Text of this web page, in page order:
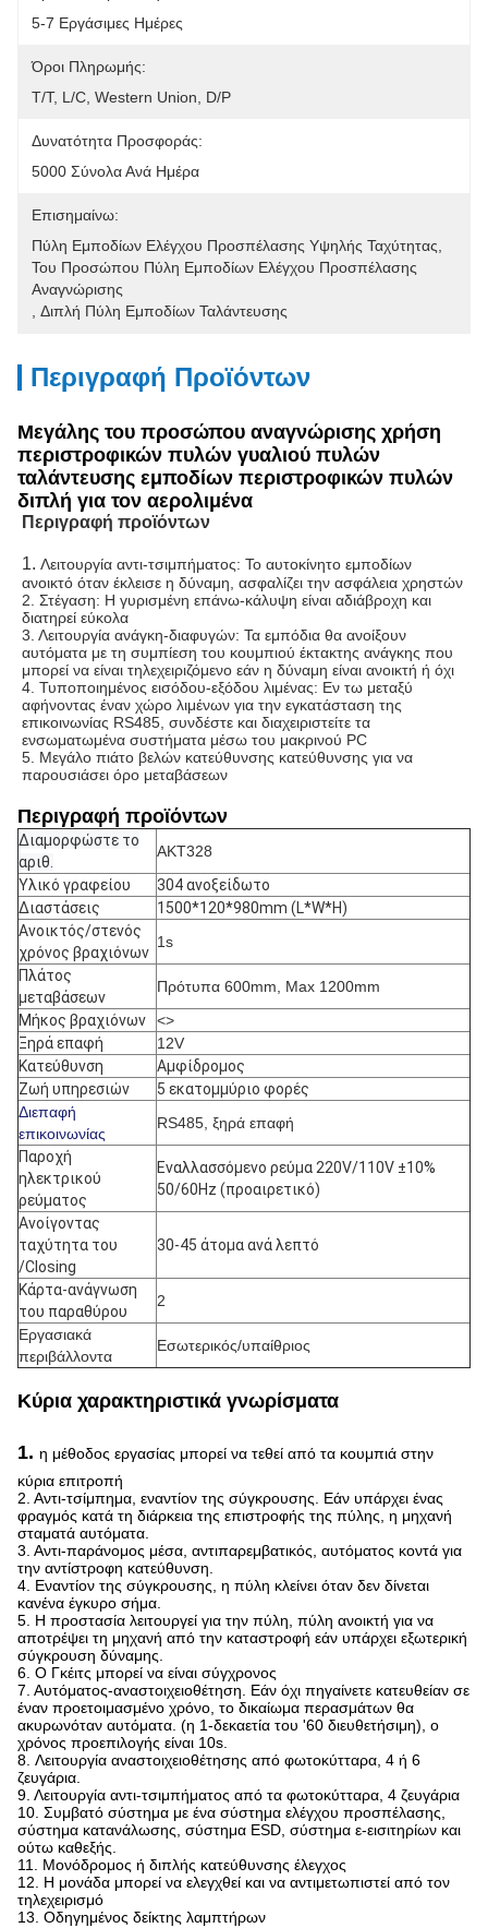
5-7 Εργάσιμες Ημέρες
Όροι Πληρωμής:
T/T, L/C, Western Union, D/P
Δυνατότητα Προσφοράς:
5000 Σύνολα Ανά Ημέρα
Επισημαίνω:
Πύλη Εμποδίων Ελέγχου Προσπέλασης Υψηλής Ταχύτητας
Του Προσώπου Πύλη Εμποδίων Ελέγχου Προσπέλασης
Αναγνώρισης
Διπλή Πύλη Εμποδίων Ταλάντευσης
Περιγραφή Προϊόντων
Μεγάλης του προσώπου αναγνώρισης χρήση
περιστροφικών πυλών γυαλιού πυλών
ταλάντευσης εμποδίων περιστροφικών πυλών
διπλή για τον αερολιμένα
Περιγραφή προϊόντων
1. Λειτουργία αντι-τσιμπήματος: Το αυτοκίνητο εμποδίων
ανοικτό όταν έκλεισε η δύναμη, ασφαλίζει την ασφάλεια χρηστών
2. Στέγαση: Η γυρισμένη επάνω-κάλυψη είναι αδιάβροχη και
διατηρεί εύκολα
3. Λειτουργία ανάγκη-διαφυγών: Τα εμπόδια θα ανοίξουν
αυτόματα με τη συμπίεση του κουμπιού έκτακτης ανάγκης που
μπορεί να είναι τηλεχειριζόμενο εάν η δύναμη είναι ανοικτή ή όχι
4. Τυποποιημένος εισόδου-εξόδου λιμένας: Εν τω μεταξύ
αφήνοντας έναν χώρο λιμένων για την εγκατάσταση της
επικοινωνίας RS485, συνδέστε και διαχειριστείτε τα
ενσωματωμένα συστήματα μέσω του μακρινού PC
5. Μεγάλο πιάτο βελών κατεύθυνσης κατεύθυνσης για να
παρουσιάσει όρο μεταβάσεων
Περιγραφή προϊόντων
Διαμορφώστε το
αριθ.
AKT328
Υλικό γραφείου
304 ανοξείδωτο
Διαστάσεις
1500*120*980mm (L*W*H)
Ανοικτός/στενός
χρόνος βραχιόνων
1s
Πλάτος
μεταβάσεων
Πρότυπα 600mm, Max 1200mm
Μήκος βραχιόνων
<>
Ξηρά επαφή
12V
Κατεύθυνση
Αμφίδρομος
Ζωή υπηρεσιών
5 εκατομμύριο φορές
Διεπαφή
επικοινωνίας
RS485, ξηρά επαφή
Παροχή
ηλεκτρικού
ρεύματος
Εναλλασσόμενο ρεύμα 220V/110V ±10%
50/60Hz (προαιρετικό)
Ανοίγοντας
ταχύτητα του
/Closing
30-45 άτομα ανά λεπτό
Κάρτα-ανάγνωση
του παραθύρου
2
Εργασιακά
περιβάλλοντα
Εσωτερικός/υπαίθριος
Κύρια χαρακτηριστικά γνωρίσματα
1. η μέθοδος εργασίας μπορεί να τεθεί από τα κουμπιά στην
κύρια επιτροπή
2. Αντι-τσίμπημα, εναντίον της σύγκρουσης. Εάν υπάρχει ένας
φραγμός κατά τη διάρκεια της επιστροφής της πύλης, η μηχανή
σταματά αυτόματα.
3. Αντι-παράνομος μέσα, αντιπαρεμβατικός, αυτόματος κοντά για
την αντίστροφη κατεύθυνση.
4. Εναντίον της σύγκρουσης, η πύλη κλείνει όταν δεν δίνεται
κανένα έγκυρο σήμα.
5. Η προστασία λειτουργεί για την πύλη, πύλη ανοικτή για να
αποτρέψει τη μηχανή από την καταστροφή εάν υπάρχει εξωτερική
σύγκρουση δύναμης.
6. Ο Γκέιτς μπορεί να είναι σύγχρονος
7. Αυτόματος-αναστοιχειοθέτηση. Εάν όχι πηγαίνετε κατευθείαν σε
έναν προετοιμασμένο χρόνο, το δικαίωμα περασμάτων θα
ακυρωνόταν αυτόματα. (η 1-δεκαετία του '60 διευθετήσιμη), ο
χρόνος προεπιλογής είναι 10s.
8. Λειτουργία αναστοιχειοθέτησης από φωτοκύτταρα, 4 ή 6
ζευγάρια.
9. Λειτουργία αντι-τσιμπήματος από τα φωτοκύτταρα, 4 ζευγάρια
10. Συμβατό σύστημα με ένα σύστημα ελέγχου προσπέλασης,
σύστημα κατανάλωσης, σύστημα ESD, σύστημα ε-εισιτηρίων και
ούτω καθεξής.
11. Μονόδρομος ή διπλής κατεύθυνσης έλεγχος
12. Η μονάδα μπορεί να ελεγχθεί και να αντιμετωπιστεί από τον
τηλεχειρισμό
13. Οδηγημένος δείκτης λαμπτήρων